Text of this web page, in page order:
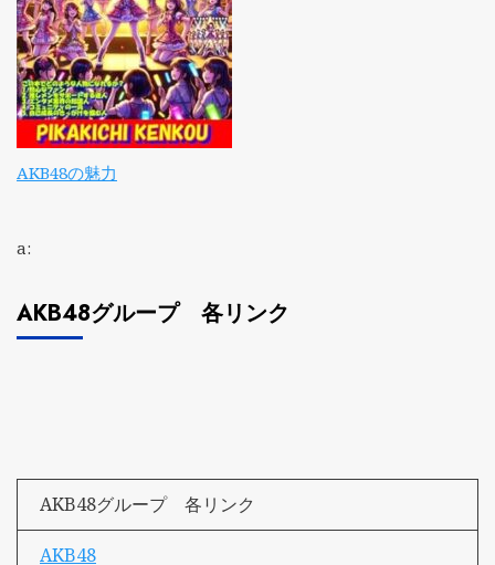
AKB48の魅力
a:
AKB48グループ 各リンク
AKB48グループ 各リンク
AKB48